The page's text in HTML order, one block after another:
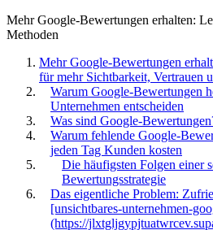
Mehr Google-Bewertungen erhalten:
Methoden
Mehr Google-Bewertungen
für mehr Sichtbarkeit, Vertrauen
Warum Google-Bewertungen
Unternehmen entscheiden
Was sind Google-
Warum fehlende Google-
jeden Tag Kunden kosten
Die häufigsten Folgen einer
Bewertungsstrategie
Das eigentliche Problem:
[unsichtbares-unternehmen-
(https://